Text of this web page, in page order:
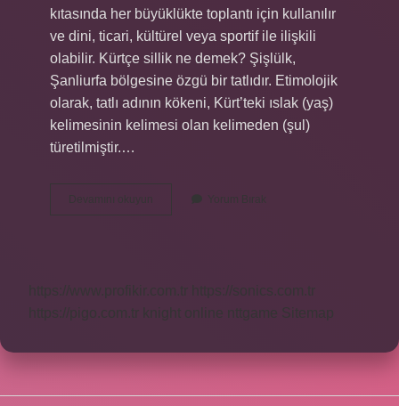
kıtasında her büyüklükte toplantı için kullanılır
ve dini, ticari, kültürel veya sportif ile ilişkili
olabilir. Kürtçe sillik ne demek? Şişlülk,
Şanliurfa bölgesine özgü bir tatlıdır. Etimolojik
olarak, tatlı adının kökeni, Kürt’teki ıslak (yaş)
kelimesinin kelimesi olan kelimeden (şul)
türetilmiştir.…
Devamını okuyun
Kürtçe
Yorum Bırak
https://www.profikir.com.tr
https://sonics.com.tr
https://pigo.com.tr knight online nttgame Sitemap